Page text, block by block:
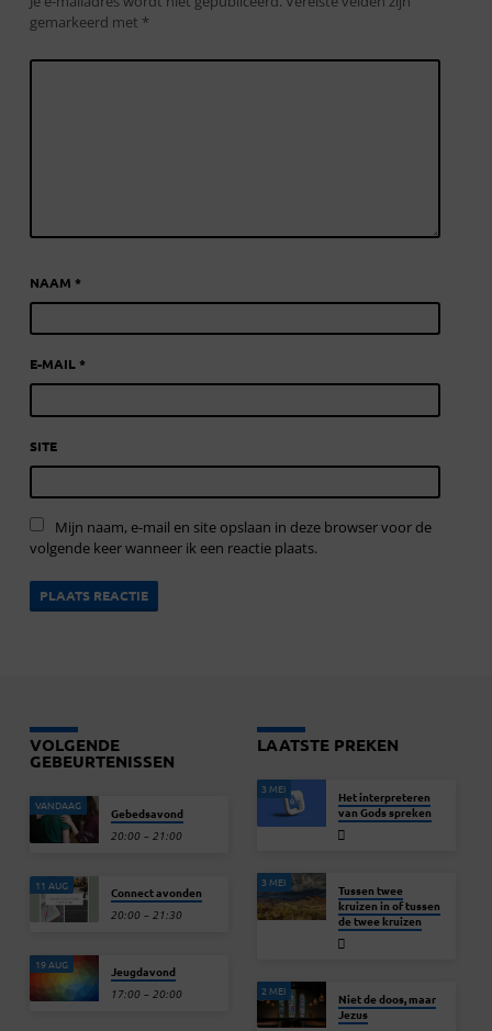
gemarkeerd met *
NAAM *
E-MAIL *
SITE
Mijn naam, e-mail en site opslaan in deze browser voor de
volgende keer wanneer ik een reactie plaats.
VOLGENDE
GEBEURTENISSEN
VANDAAG Gebedsavond
20:00 – 21:00
11 AUG Connect avonden
20:00 – 21:30
19 AUG Jeugdavond
17:00 – 20:00
LAATSTE PREKEN
3 MEI
Het interpreteren
van Gods spreken
3 MEI
Tussen twee
kruizen in of tussen
de twee kruizen
2 MEI
Niet de doos, maar
Jezus